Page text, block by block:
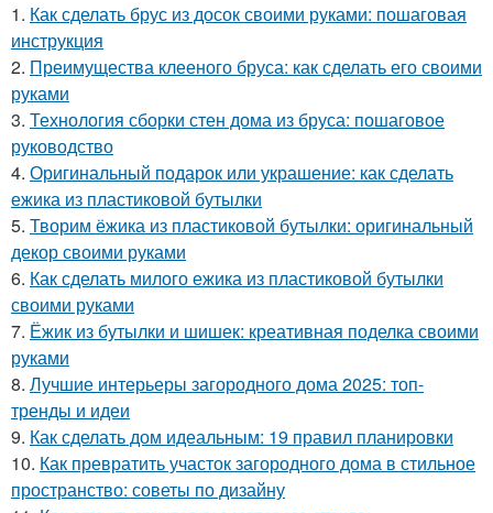
1. Как сделать брус из досок своими руками: пошаговая
инструкция
2. Преимущества клееного бруса: как сделать его своими
руками
3. Технология сборки стен дома из бруса: пошаговое
руководство
4. Оригинальный подарок или украшение: как сделать
ежика из пластиковой бутылки
5. Творим ёжика из пластиковой бутылки: оригинальный
декор своими руками
6. Как сделать милого ежика из пластиковой бутылки
своими руками
7. Ёжик из бутылки и шишек: креативная поделка своими
руками
8. Лучшие интерьеры загородного дома 2025: топ-
тренды и идеи
9. Как сделать дом идеальным: 19 правил планировки
10. Как превратить участок загородного дома в стильное
пространство: советы по дизайну